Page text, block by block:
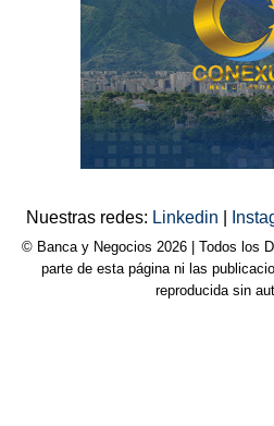
Nuestras redes: Linkedin
© Banca y Negocios 2026 | Todos los
parte de esta página ni las
reproducida sin